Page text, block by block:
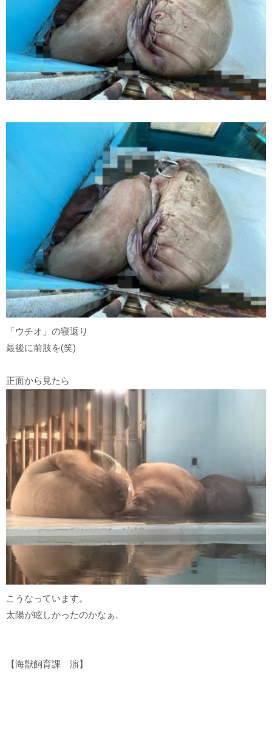
「ウチオ」の寝返り
最後に前肢を(笑)
正面から見たら
こうなっています。
太陽が眩しかったのかなぁ。
【海獣飼育課 濵】